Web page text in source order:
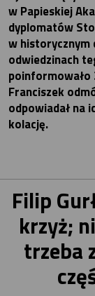
w Papieskiej
dyplomatów
w historycznym
odwiedzinach
poinformowało
Franciszek
odpowiadał na
kolację.
Filip
krzyż;
trzeba